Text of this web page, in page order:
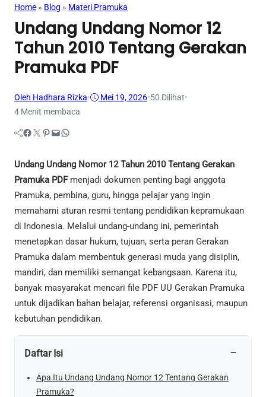
Home » Blog » Materi Pramuka
Undang Undang Nomor 12
Tahun 2010 Tentang Gerakan
Pramuka PDF
Oleh Hadhara Rizka• Mei 19, 2026•50 Dilihat•
4 Menit membaca
Facebook Twitter Pinterest Mail WhatsApp
Undang Undang Nomor 12 Tahun 2010 Tentang Gerakan
Pramuka PDF menjadi dokumen penting bagi anggota
Pramuka, pembina, guru, hingga pelajar yang ingin
memahami aturan resmi tentang pendidikan kepramukaan
di Indonesia. Melalui undang-undang ini, pemerintah
menetapkan dasar hukum, tujuan, serta peran Gerakan
Pramuka dalam membentuk generasi muda yang disiplin,
mandiri, dan memiliki semangat kebangsaan. Karena itu,
banyak masyarakat mencari file PDF UU Gerakan Pramuka
untuk dijadikan bahan belajar, referensi organisasi, maupun
kebutuhan pendidikan.
Daftar Isi −
Apa Itu Undang Undang Nomor 12 Tentang Gerakan
Pramuka?